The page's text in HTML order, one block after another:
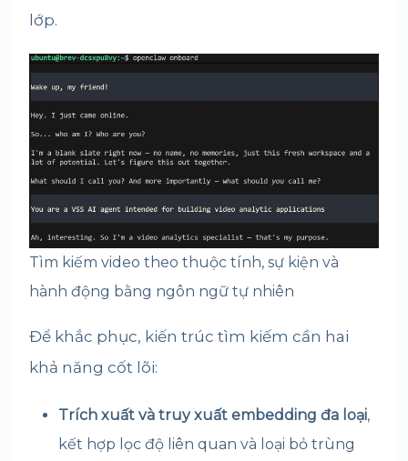
lớp.
Tìm kiếm video theo thuộc tính, sự kiện và
hành động bằng ngôn ngữ tự nhiên
Để khắc phục, kiến trúc tìm kiếm cần hai
khả năng cốt lõi:
Trích xuất và truy xuất embedding đa loại,
kết hợp lọc độ liên quan và loại bỏ trùng